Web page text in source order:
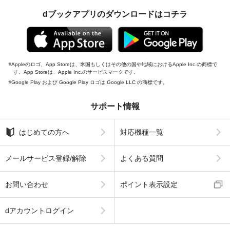
dブックアプリのダウンロードはコチラ
Appleのロゴ、App Storeは、米国もしくはその他の国や地域におけるApple Inc.の商標で
す。App Storeは、Apple Inc.のサービスマークです。
Google Play および Google Play ロゴは Google LLC の商標です。
サポート情報
はじめての方へ 対応機種一覧
メールサービス登録/解除 よくある質問
お問い合わせ ポイント表示設定
dアカウントログイン